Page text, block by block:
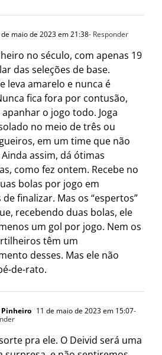
maio de 2023 em 21:38- Responder
no século, com apenas 19
das seleções de base.
leva amarelo e nunca é
fica fora por contusão,
o jogo todo. Joga
no meio de três ou
em um time que não
assim, dá ótimas
como fez ontem. Recebe no
bolas por jogo em
finalizar. Mas os “espertos”
recebendo duas bolas, ele
um gol por jogo. Nem os
têm um
desses. Mas ele não
de-rato.
Pinheiro 11 de maio de 2023 em 15:07-
pra ele. O Deivid será uma